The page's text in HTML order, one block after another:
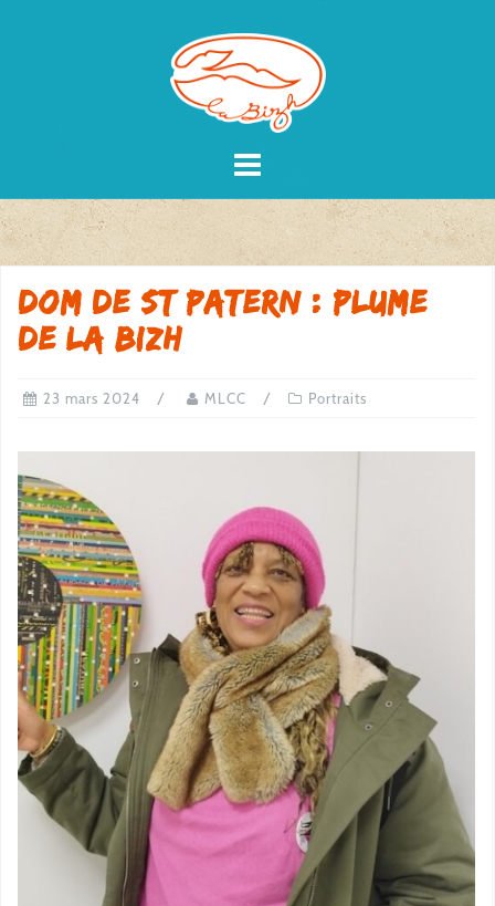
Dom de St Patern : plume
de La Bizh
23 mars 2024 MLCC Portraits